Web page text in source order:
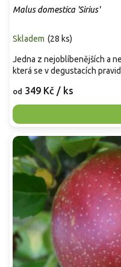
Malus domestica 'Sirius'
Skladem (28 ks)
od 349 Kč / ks
Jedna z nejoblíbenějších a
která se v degustacích